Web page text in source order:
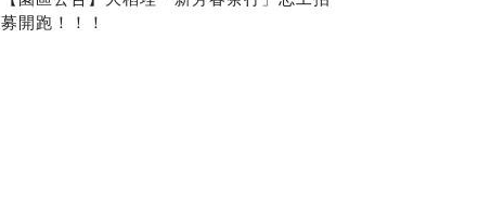
募開跑！！！